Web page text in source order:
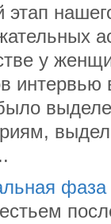
этап
у
фаза